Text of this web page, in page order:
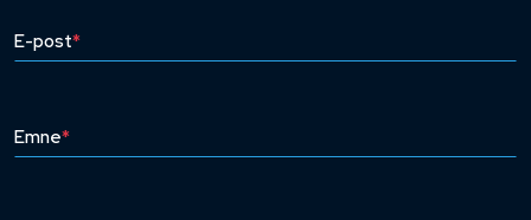
E-post*
Emne*